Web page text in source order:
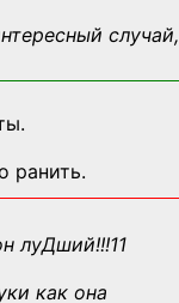
случай,
ранить.
луДший!!!11
как она